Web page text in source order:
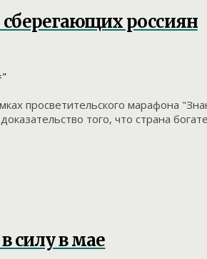
россиян
просветительского марафона
того, что страна
силу в мае